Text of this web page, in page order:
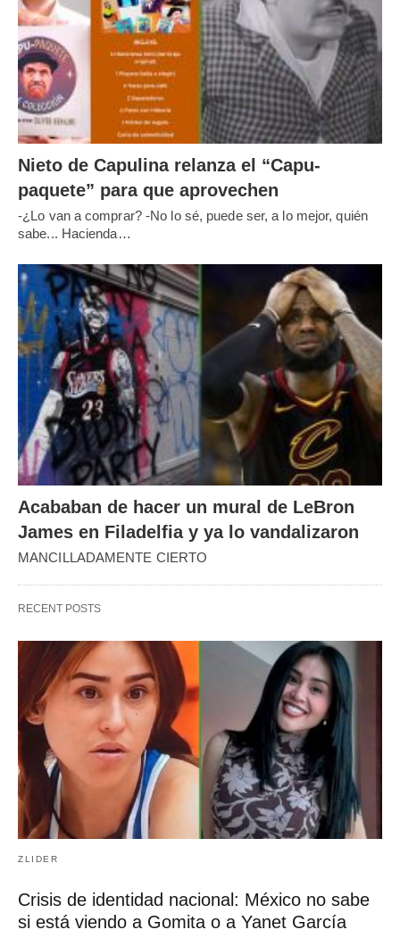
Nieto de Capulina relanza el “Capu-
paquete” para que aprovechen
-¿Lo van a comprar? -No lo sé, puede ser, a lo mejor, quién
sabe... Hacienda…
Acababan de hacer un mural de LeBron
James en Filadelfia y ya lo vandalizaron
MANCILLADAMENTE CIERTO
RECENT POSTS
ZLIDER
Crisis de identidad nacional: México no sabe
si está viendo a Gomita o a Yanet García